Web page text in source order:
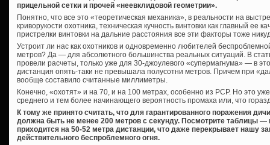
прицельной сетки и прочей «неевклидовой геометрии».
Понятно, что все это «теоретическая механика», в реальности на
криворукости охотника, техническая кучность винтовки как главный ее
пристрелки винтовки на дальние расстояния все эти факторы тоже
Устроит ли нас как охотников и одновременно любителей
метров? Да — для абсолютного большинства реальных ситуаций. В
провели расчеты, только уже для 30-джоулевого «супермагнума» — в
дистанция опять-таки не превышала полусотни метров. Причем при
вообще составило считанные миллиметры.
Конечно, «охотят» и на 70, и на 100 метрах, особенно из PCP. Но это
среднего и тем более начинающего вероятность промаха или, что
К тому же принято считать, что для гарантированного поражения
должна быть не менее 200 метров с секунду. Посмотрите таблицы —
приходится на 50-52 метра дистанции, что даже перекрывает нашу
действительного беспроблемного огня.